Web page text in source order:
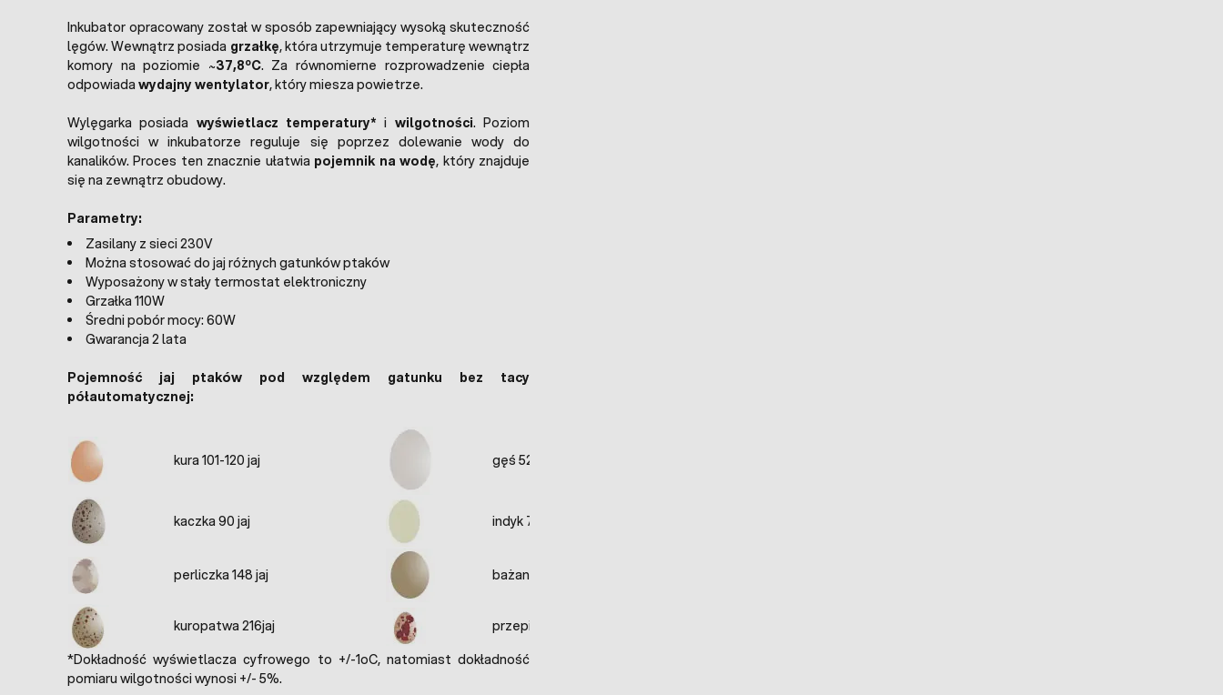
Inkubator opracowany został w sposób zapewniający wysoką skuteczność
lęgów. Wewnątrz posiada grzałkę, która utrzymuje temperaturę wewnątrz
komory na poziomie ~37,8oC. Za równomierne rozprowadzenie ciepła
odpowiada wydajny wentylator, który miesza powietrze.
Wylęgarka posiada wyświetlacz temperatury* i wilgotności. Poziom
wilgotności w inkubatorze reguluje się poprzez dolewanie wody do
kanalików. Proces ten znacznie ułatwia pojemnik na wodę, który znajduje
się na zewnątrz obudowy.
Parametry:
Zasilany z sieci 230V
Można stosować do jaj różnych gatunków ptaków
Wyposażony w stały termostat elektroniczny
Grzałka 110W
Średni pobór mocy: 60W
Gwarancja 2 lata
Pojemność jaj ptaków pod względem gatunku bez tacy
półautomatycznej:
kura 101-120 jaj gęś 52 jaj
kaczka 90 jaj indyk 72 jaj
perliczka 148 jaj bażant 174 jaj
kuropatwa 216jaj
przepiórka 280 jaj
*Dokładność wyświetlacza cyfrowego to +/-1oC, natomiast dokładność
pomiaru wilgotności wynosi +/- 5%.